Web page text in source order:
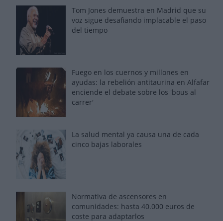
Tom Jones demuestra en Madrid que su
voz sigue desafiando implacable el paso
del tiempo
Fuego en los cuernos y millones en
ayudas: la rebelión antitaurina en Alfafar
enciende el debate sobre los 'bous al
carrer'
La salud mental ya causa una de cada
cinco bajas laborales
Normativa de ascensores en
comunidades: hasta 40.000 euros de
coste para adaptarlos